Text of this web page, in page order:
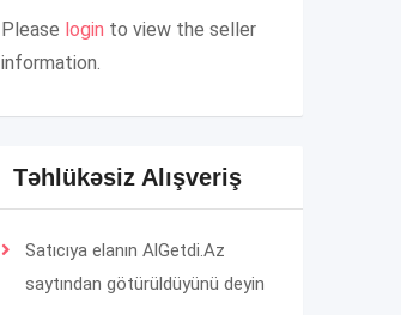
Please login to view the seller
information.
Təhlükəsiz Alışveriş
Satıcıya elanın AlGetdi.Az
saytından götürüldüyünü deyin